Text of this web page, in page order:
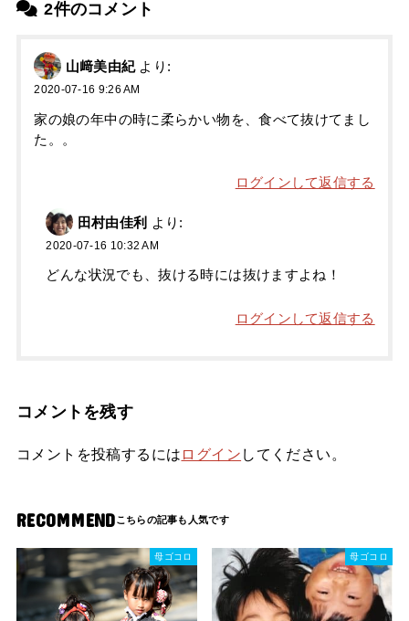
2件のコメント
山﨑美由紀 より:
2020-07-16 9:26 AM
家の娘の年中の時に柔らかい物を、食べて抜けてまし
た。。
ログインして返信する
田村由佳利 より:
2020-07-16 10:32 AM
どんな状況でも、抜ける時には抜けますよね！
ログインして返信する
コメントを残す
コメントを投稿するには ログイン してください。
RECOMMEND
母ゴコロ 母ゴコロ